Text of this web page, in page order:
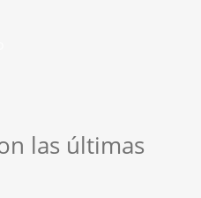
las últimas